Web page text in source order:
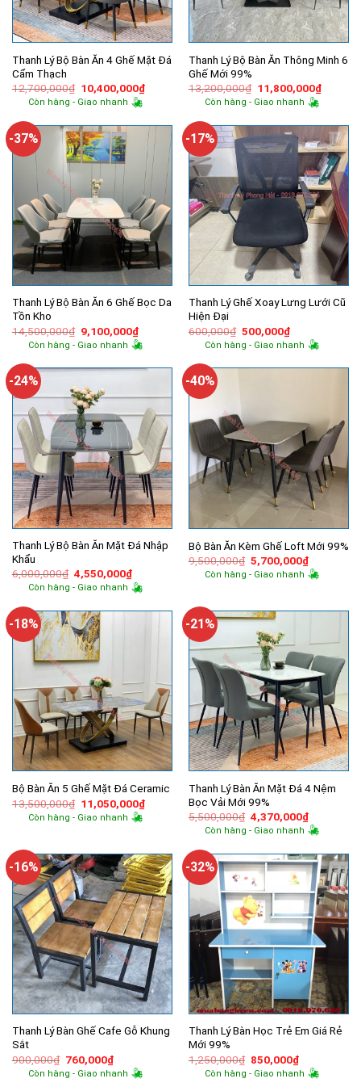
Thanh Lý Bộ Bàn Ăn 4 Ghế Mặt Đá
Cẩm Thạch
12,700,000₫ Giá
gốc
là:
10,400,000₫Giá
hiện
10,400,000₫.
Còn hàng - Giao nhanh
Thanh Lý Bộ Bàn Ăn Thông Minh 6
Ghế Mới 99%
13,200,000₫ Giá
gốc
là:
11,800,000₫Giá
hiện
Còn hàng - Giao nhanh
-37%
Thanh Lý Bộ Bàn Ăn 6 Ghế Bọc Da
Tồn Kho
14,500,000₫ Giá
gốc
là:
9,100,000₫Giá
hiện
tại
9,100,000₫.
Còn hàng - Giao nhanh
-17%
Thanh Lý Ghế Xoay Lưng Lưới Cũ
Hiện Đại
600,000₫ Giá
gốc
là:
500,000₫Giá
hiện
tại
500,000₫.
Còn hàng - Giao nhanh
-24%
Thanh Lý Bộ Bàn Ăn Mặt Đá Nhập
Khẩu
6,000,000₫ Giá
gốc
là:
4,550,000₫Giá
hiện
tại
4,550,000₫.
Còn hàng - Giao nhanh
-40%
Bộ Bàn Ăn Kèm Ghế Loft Mới 99%
9,500,000₫ Giá
gốc
là:
5,700,000₫Giá
hiện
tại
Còn hàng - Giao nhanh
-18%
Bộ Bàn Ăn 5 Ghế Mặt Đá Ceramic
13,500,000₫ Giá
gốc
là:
11,050,000₫Giá
hiện
Còn hàng - Giao nhanh
-21%
Thanh Lý Bàn Ăn Mặt Đá 4 Nệm
Bọc Vải Mới 99%
5,500,000₫ Giá
gốc
là:
4,370,000₫Giá
hiện
tại
Còn hàng - Giao nhanh
-16%
Thanh Lý Bàn Ghế Cafe Gỗ Khung
Sắt
900,000₫ Giá
gốc
là:
760,000₫Giá
hiện
tại
Còn hàng - Giao nhanh
-32%
Thanh Lý Bàn Học Trẻ Em Giá Rẻ
Mới 99%
1,250,000₫ Giá
gốc
là:
850,000₫Giá
hiện
tại
Còn hàng - Giao nhanh